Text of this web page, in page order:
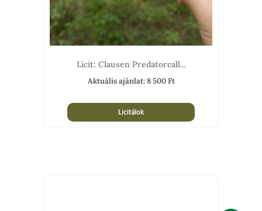
Licit: Clausen Predatorcall...
Aktuális ajánlat:8 500Ft
Licitálok